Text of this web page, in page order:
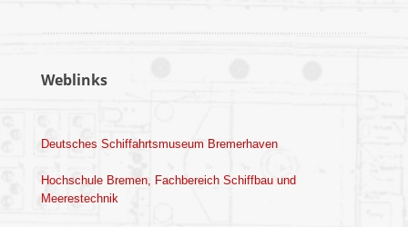
Weblinks
Deutsches Schiffahrtsmuseum Bremerhaven
Hochschule Bremen, Fachbereich Schiffbau und
Meerestechnik